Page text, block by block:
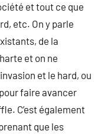
et tout ce que
etc. On y parle
de la
et on ne
et le hard, ou
faire avancer
C’est également
que les